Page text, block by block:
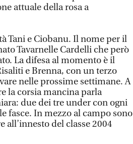
attuale della rosa a
Tani e Ciobanu. Il nome per il
Tavarnelle Cardelli che però
La difesa al momento è il
e Brenna, con un terzo
nelle prossime settimane. A
la corsia mancina parla
due dei tre under con ogni
fasce. In mezzo al campo sono
del classe 2004